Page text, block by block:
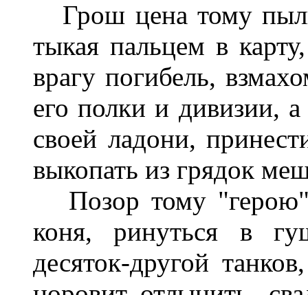
Грош цена тому
тыкая пальцем в
врагу погибель,
его полки и дивизии,
своей ладони,
выкопать из грядок
Позор тому "герою",
коня, ринуться в
десяток-другой